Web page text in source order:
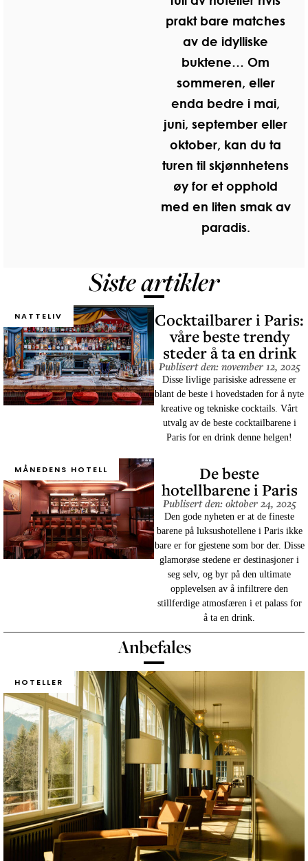
prakt bare matches
av de idylliske
buktene… Om
sommeren, eller
enda bedre i mai,
juni, september eller
oktober, kan du ta
turen til skjønnhetens
øy for et opphold
med en liten smak av
paradis.
Siste artikler
NATTELIV Cocktailbarer i Paris:
våre beste trendy
steder å ta en drink
Publisert den: november 12, 2025
Disse livlige parisiske adressene er
blant de beste i hovedstaden for å nyte
kreative og tekniske cocktails. Vårt
utvalg av de beste cocktailbarene i
Paris for en drink denne helgen!
MÅNEDENS HOTELL De beste
hotellbarene i Paris
Publisert den: oktober 24, 2025
Den gode nyheten er at de fineste
barene på luksushotellene i Paris ikke
bare er for gjestene som bor der. Disse
glamorøse stedene er destinasjoner i
seg selv, og byr på den ultimate
opplevelsen av å infiltrere den
stillferdige atmosfæren i et palass for
å ta en drink.
Anbefales
HOTELLER